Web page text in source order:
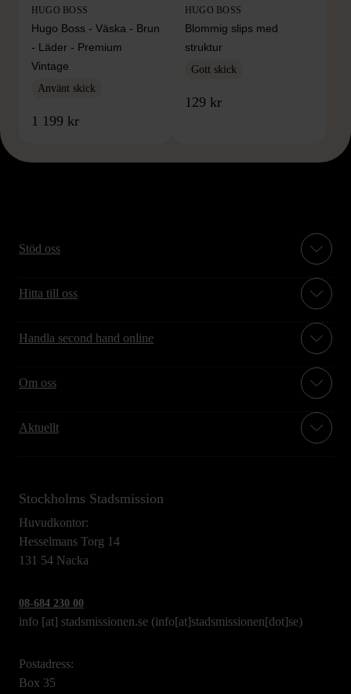
HUGO BOSS
Hugo Boss - Väska - Brun
- Läder - Premium
Vintage
Använt skick
1 199 kr
HUGO BOSS
Blommig slips med
struktur
Gott skick
129 kr
Stöd oss
Hitta till oss
Handla second hand online
Om oss
Aktuellt
Stockholms Stadsmission
Huvudkontor:
Hesselmans Torg 14
131 54 Nacka
08-684 230 00
info [at] stadsmissionen.se (info[at]stadsmissionen[dot]se)
Postadress:
Box 35